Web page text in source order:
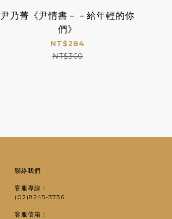
尹乃菁《尹情書－－給年輕的你
們》
NT$284
NT$360
聯絡我們
客服專線：
(02)8245-3736
客服信箱：